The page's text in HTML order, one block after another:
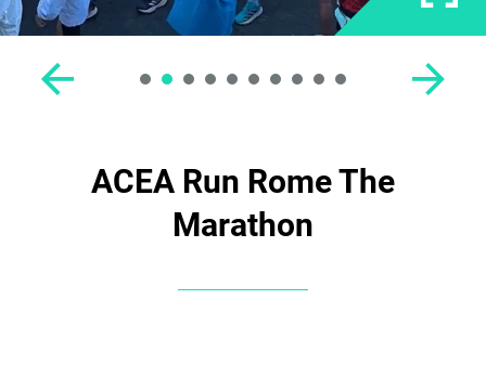
ACEA Run Rome The
Marathon